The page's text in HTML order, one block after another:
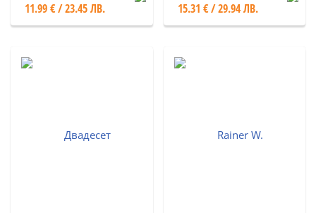
11.99 € / 23.45 ЛВ. 15.31 € / 29.94 ЛВ.